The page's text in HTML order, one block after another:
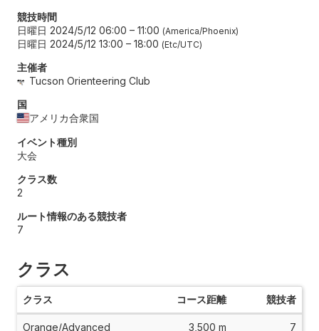
競技時間
日曜日 2024/5/12 06:00 – 11:00 America/Phoenix
日曜日 2024/5/12 13:00 – 18:00 Etc/UTC
主催者
Tucson Orienteering Club
国
アメリカ合衆国
イベント種別
大会
クラス数
2
ルート情報のある競技者
7
クラス
クラス コース距離 競技者
Orange/Advanced 3,500 m 7